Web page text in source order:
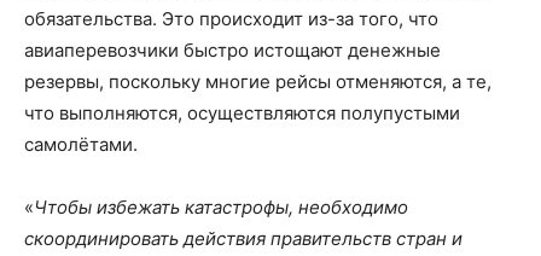
обязательства. Это происходит из-за того, что
авиаперевозчики быстро истощают денежные
резервы, поскольку многие рейсы отменяются, а те,
что выполняются, осуществляются полупустыми
самолётами.
«Чтобы избежать катастрофы, необходимо
скоординировать действия правительств стран и